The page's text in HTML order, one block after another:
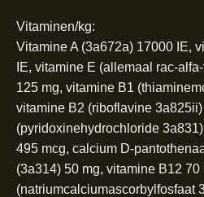
Vitaminen/kg:
Vitamine A (3a672a) 17000 IE,
IE, vitamine E (allemaal rac-
125 mg, vitamine B1
vitamine B2 (riboflavine
(pyridoxinehydrochloride
495 mcg, calcium D-
(3a314) 50 mg, vitamine B12 70
(natriumcalciumascorbylfosfaat